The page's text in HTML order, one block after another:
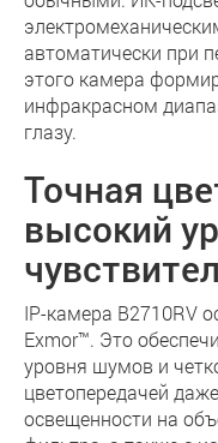
автоматически при
этого камера
инфракрасном
глазу.
Точная
высокий
IP-камера B2710RV
Exmor™. Это
уровня шумов и
цветопередачей
освещенности на